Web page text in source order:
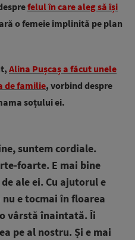
felul în care aleg să își
o femeie împlinită pe plan
Alina Pușcaș a făcut unele
de familie, vorbind despre
soțului ei.
suntem cordiale.
foarte. E mai bine
ale ei. Cu ajutorul e
e tocmai în floarea
vârstă înaintată. Îi
pe al nostru. Și e mai